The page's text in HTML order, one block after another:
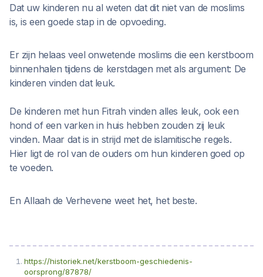
Dat uw kinderen nu al weten dat dit niet van de moslims
is, is een goede stap in de opvoeding.
Er zijn helaas veel onwetende moslims die een kerstboom
binnenhalen tijdens de kerstdagen met als argument: De
kinderen vinden dat leuk.
De kinderen met hun Fitrah vinden alles leuk, ook een
hond of een varken in huis hebben zouden zij leuk
vinden. Maar dat is in strijd met de islamitische regels.
Hier ligt de rol van de ouders om hun kinderen goed op
te voeden.
En Allaah de Verhevene weet het, het beste.
https://historiek.net/kerstboom-geschiedenis-
oorsprong/87878/